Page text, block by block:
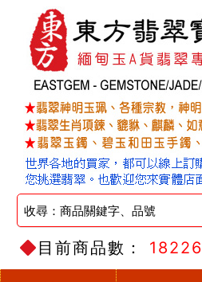
目前商品數： 18226